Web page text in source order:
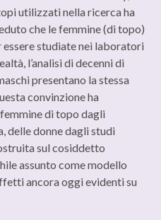
utilizzati nella ricerca ha
che le femmine (di topo)
studiate nei laboratori
l’analisi di decenni di
presentano la stessa
convinzione ha
di topo dagli
delle donne dagli studi
sul cosiddetto
assunto come modello
ancora oggi evidenti su